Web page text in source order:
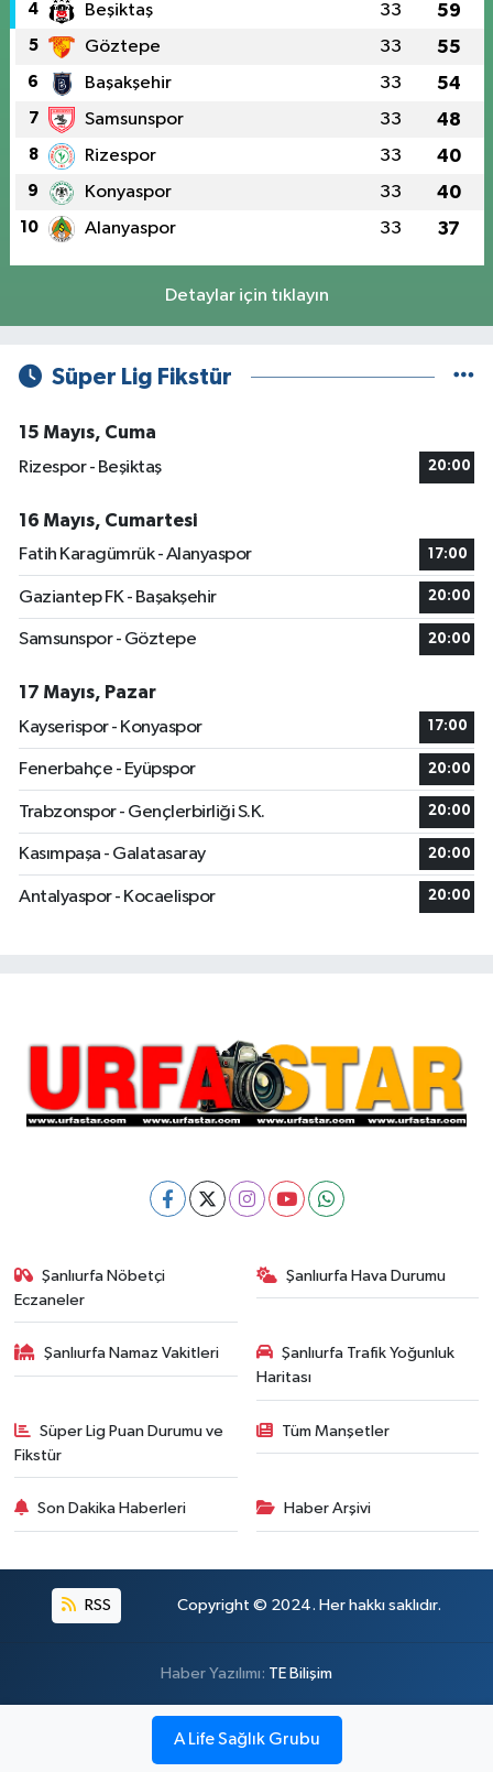
4 Beşiktaş 33 59
5 Göztepe 33 55
6 Başakşehir 33 54
7 Samsunspor 33 48
8 Rizespor 33 40
9 Konyaspor 33 40
10 Alanyaspor 33 37
Detaylar için tıklayın
Süper Lig Fikstür
15 Mayıs, Cuma
Rizespor - Beşiktaş
20:00
16 Mayıs, Cumartesi
Fatih Karagümrük - Alanyaspor
17:00
Gaziantep FK - Başakşehir 20:00
Samsunspor - Göztepe 20:00
17 Mayıs, Pazar
Kayserispor - Konyaspor
17:00
Fenerbahçe - Eyüpspor 20:00
Trabzonspor - Gençlerbirliği S.K. 20:00
Kasımpaşa - Galatasaray 20:00
Antalyaspor - Kocaelispor 20:00
Şanlıurfa Nöbetçi
Eczaneler
Şanlıurfa Hava Durumu
Şanlıurfa Namaz Vakitleri
Şanlıurfa Trafik Yoğunluk
Haritası
Süper Lig Puan Durumu ve
Fikstür
Tüm Manşetler
Son Dakika Haberleri Haber Arşivi
RSS Copyright © 2024. Her hakkı saklıdır.
Haber Yazılımı: TE Bilişim
A Life Sağlık Grubu